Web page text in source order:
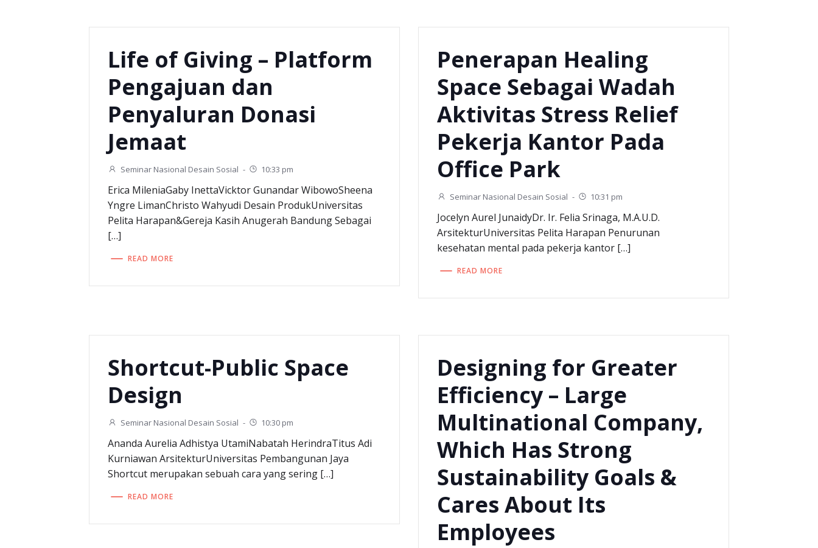
Life of Giving – Platform
Pengajuan dan
Penyaluran Donasi
Jemaat
Seminar Nasional Desain Sosial - 10:33 pm
Erica MileniaGaby InettaVicktor Gunandar WibowoSheena
Yngre LimanChristo Wahyudi Desain ProdukUniversitas
Pelita Harapan&Gereja Kasih Anugerah Bandung Sebagai
[…]
READ MORE
Penerapan Healing
Space Sebagai Wadah
Aktivitas Stress Relief
Pekerja Kantor Pada
Office Park
Seminar Nasional Desain Sosial - 10:31 pm
Jocelyn Aurel JunaidyDr. Ir. Felia Srinaga, M.A.U.D.
ArsitekturUniversitas Pelita Harapan Penurunan
kesehatan mental pada pekerja kantor […]
READ MORE
Shortcut-Public Space
Design
Seminar Nasional Desain Sosial - 10:30 pm
Ananda Aurelia Adhistya UtamiNabatah HerindraTitus Adi
Kurniawan ArsitekturUniversitas Pembangunan Jaya
Shortcut merupakan sebuah cara yang sering […]
READ MORE
Designing for Greater
Efficiency – Large
Multinational Company,
Which Has Strong
Sustainability Goals &
Cares About Its
Employees